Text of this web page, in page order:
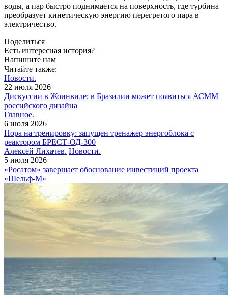
воды, а пар быстро поднимается на поверхность, где турбина
преобразует кинетическую энергию перегретого пара в
электричество.
Поделиться
Есть интересная история?
Напишите нам
Читайте также:
Новости.
22 июля 2026
Дискуссии в Жоинвиле: в Бразилии может появиться АСММ
российского дизайна
Главное.
6 июля 2026
Пора на тренировку: запущен тренажер энергоблока с
реактором БРЕСТ-ОД-300
Алексей Лихачев. Новости.
5 июля 2026
«Росатом» завершает обоснование инвестиций проекта
«Шельф-М»